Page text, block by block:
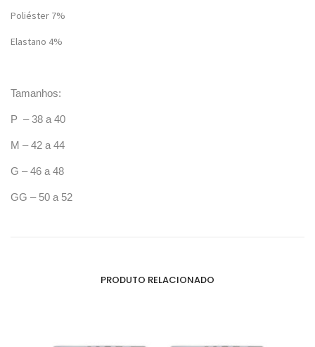
Poliéster 7%
Elastano 4%
Tamanhos:
P – 38 a 40
M – 42 a 44
G – 46 a 48
GG – 50 a 52
PRODUTO RELACIONADO